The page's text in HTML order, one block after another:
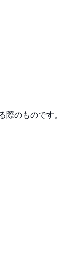
際のものです。